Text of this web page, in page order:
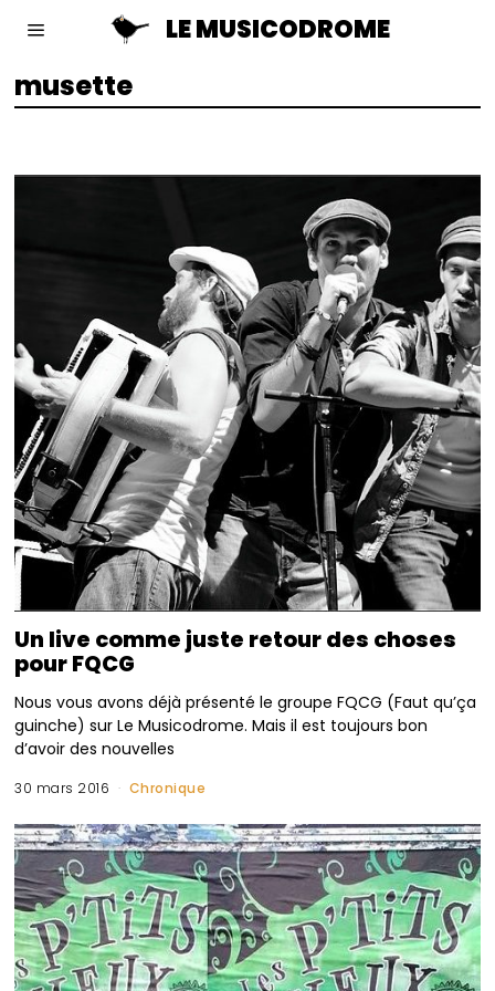
LE MUSICODROME
musette
Un live comme juste retour des choses
pour FQCG
Nous vous avons déjà présenté le groupe FQCG (Faut qu’ça
guinche) sur Le Musicodrome. Mais il est toujours bon
d’avoir des nouvelles
30 mars 2016 Chronique